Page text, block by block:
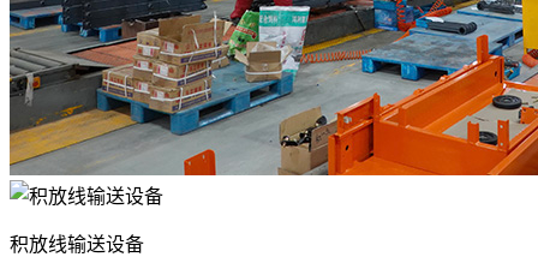
积放线输送设备